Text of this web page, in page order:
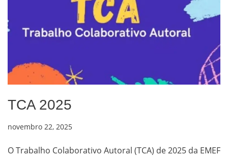
TCA 2025
novembro 22, 2025
O Trabalho Colaborativo Autoral (TCA) de 2025 da EMEF